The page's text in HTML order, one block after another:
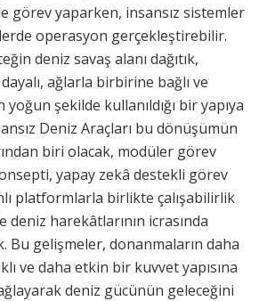
görev yaparken, insansız sistemler
operasyon gerçekleştirebilir.
deniz savaş alanı dağıtık,
ağlarla birbirine bağlı ve
şekilde kullanıldığı bir yapıya
Deniz Araçları bu dönüşümün
biri olacak, modüler görev
yapay zekâ destekli görev
platformlarla birlikte çalışabilirlik
harekâtlarının icrasında
Bu gelişmeler, donanmaların daha
ve daha etkin bir kuvvet yapısına
deniz gücünün geleceğini